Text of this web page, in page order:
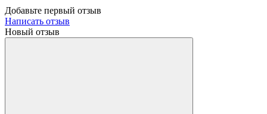
Добавьте первый отзыв
Написать отзыв
Новый отзыв